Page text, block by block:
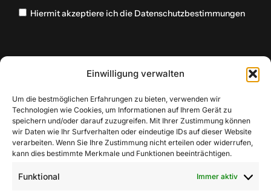
Einwilligung verwalten
Um die bestmöglichen Erfahrungen zu bieten, verwenden wir
Technologien wie Cookies, um Informationen auf Ihrem Gerät zu
speichern und/oder darauf zuzugreifen. Mit Ihrer Zustimmung können
wir Daten wie Ihr Surfverhalten oder eindeutige IDs auf dieser Website
verarbeiten. Wenn Sie Ihre Zustimmung nicht erteilen oder widerrufen,
kann dies bestimmte Merkmale und Funktionen beeinträchtigen.
Funktional Immer aktiv
Hiermit akzeptiere ich die Datenschutzbestimmungen